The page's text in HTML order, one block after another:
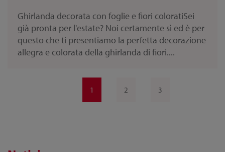
Ghirlanda decorata con foglie e fiori coloratiSei
già pronta per l'estate? Noi certamente sì ed è per
questo che ti presentiamo la perfetta decorazione
allegra e colorata della ghirlanda di fiori....
1 2 3